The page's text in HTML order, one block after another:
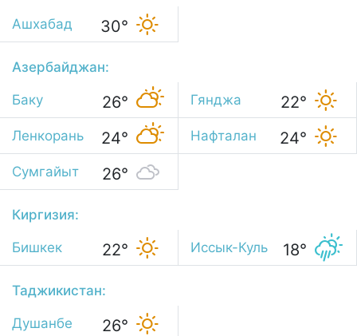
Ашхабад 30°
Азербайджан:
Баку 26° Гянджа 22°
Ленкорань 24° Нафталан 24°
Сумгайыт 26°
Киргизия:
Бишкек 22° Иссык-Куль 18°
Таджикистан:
Душанбе 26°